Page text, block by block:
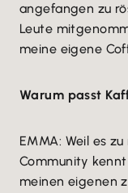
angefangen zu
Leute
meine eigene
Warum passt
EMMA: Weil es
Community
meinen eigenen